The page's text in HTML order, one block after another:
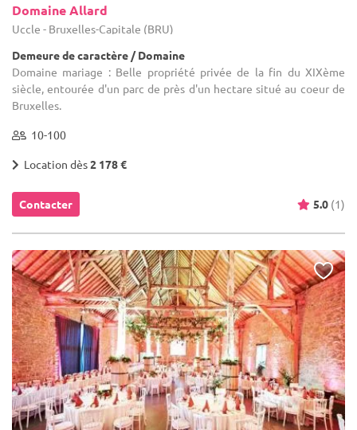
Domaine Allard
Uccle - Bruxelles-Capitale (BRU)
Demeure de caractère / Domaine
Domaine mariage : Belle propriété privée de la fin du XIXème
siècle, entourée d'un parc de près d'un hectare situé au coeur de
Bruxelles.
10-100
Location dès2 178 €
Contacter 5.0 (1)